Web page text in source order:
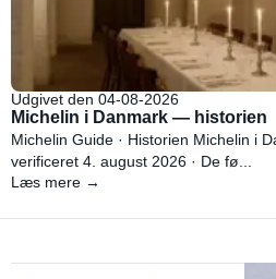
Udgivet den 04-08-2026
Michelin i Danmark — historien
Michelin Guide · Historien Michelin i
verificeret 4. august 2026 · De fø...
Læs mere →